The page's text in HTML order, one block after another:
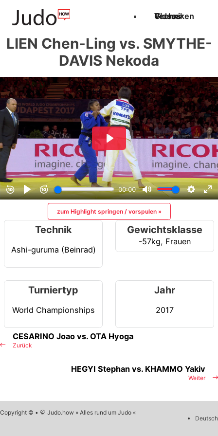
Techniken
Videos
Glossar
LIEN Chen-Ling vs. SMYTHE-
DAVIS Nekoda
zum Highlight springen / vorspulen »
Technik
Ashi-guruma (Beinrad)
Gewichtsklasse
-57kg, Frauen
Turniertyp
World Championships
Jahr
2017
Zurück
CESARINO Joao vs. OTA Hyoga
Weiter
HEGYI Stephan vs. KHAMMO Yakiv
Copyright © • 🥋 Judo.how » Alles rund um Judo «
Deutsch